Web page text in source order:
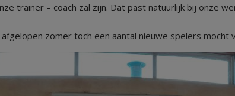
trainer – coach zal zijn. Dat past natuurlijk bij onze
zomer toch een aantal nieuwe spelers mocht